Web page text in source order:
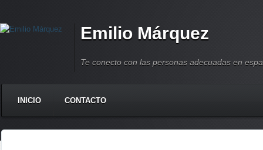
Emilio Márquez
Te conecto con las personas adecuadas en
INICIO CONTACTO